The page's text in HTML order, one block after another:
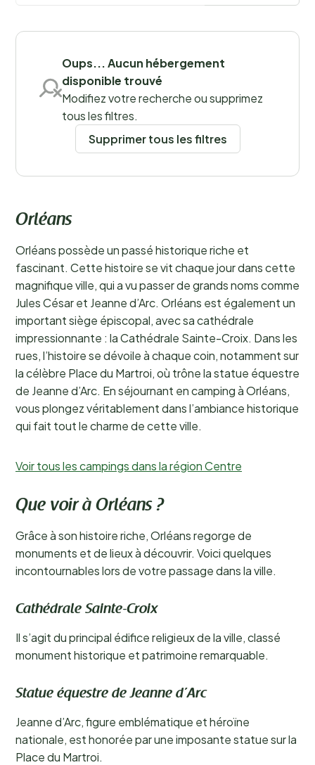
Sauvegarder les filtres
Oups... Aucun hébergement
disponible trouvé
Modifiez votre recherche ou supprimez
tous les filtres.
Supprimer tous les filtres
Orléans
Orléans possède un passé historique riche et
fascinant. Cette histoire se vit chaque jour dans cette
magnifique ville, qui a vu passer de grands noms comme
Jules César et Jeanne d’Arc. Orléans est également un
important siège épiscopal, avec sa cathédrale
impressionnante : la Cathédrale Sainte-Croix. Dans les
rues, l’histoire se dévoile à chaque coin, notamment sur
la célèbre Place du Martroi, où trône la statue équestre
de Jeanne d’Arc. En séjournant en camping à Orléans,
vous plongez véritablement dans l’ambiance historique
qui fait tout le charme de cette ville.
Voir tous les campings dans la région Centre
Que voir à Orléans ?
Grâce à son histoire riche, Orléans regorge de
monuments et de lieux à découvrir. Voici quelques
incontournables lors de votre passage dans la ville.
Cathédrale Sainte-Croix
Il s’agit du principal édifice religieux de la ville, classé
monument historique et patrimoine remarquable.
Statue équestre de Jeanne d’Arc
Jeanne d’Arc, figure emblématique et héroïne
nationale, est honorée par une imposante statue sur la
Place du Martroi.